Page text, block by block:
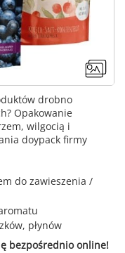
drobno
Opakowanie
wilgocią i
doypack firmy
do zawieszenia /
płynów
bezpośrednio online!